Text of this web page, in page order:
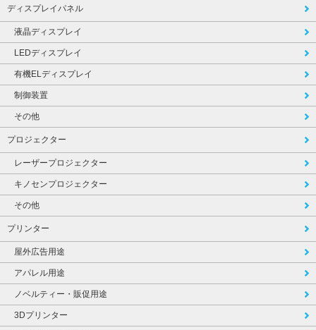
ディスプレイパネル
液晶ディスプレイ
LEDディスプレイ
有機ELディスプレイ
制御装置
その他
プロジェクター
レーザープロジェクター
キノセンプロジェクター
その他
プリンター
屋外広告用途
アパレル用途
ノベルティー・販促用途
3Dプリンター